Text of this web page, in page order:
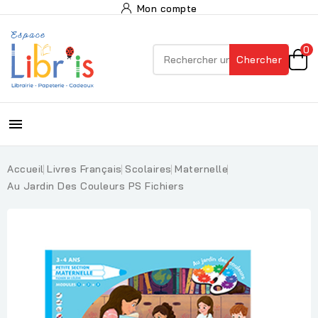
Mon compte
Chercher
0

Accueil Livres Français Scolaires Maternelle
Au Jardin Des Couleurs PS Fichiers